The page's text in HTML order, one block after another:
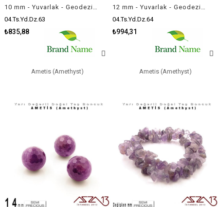
04.Ts.Yd.Dz.63
₺835,88
04.Ts.Yd.Dz.64
₺994,31
Ametis (Amethyst) Ametis (Amethyst)